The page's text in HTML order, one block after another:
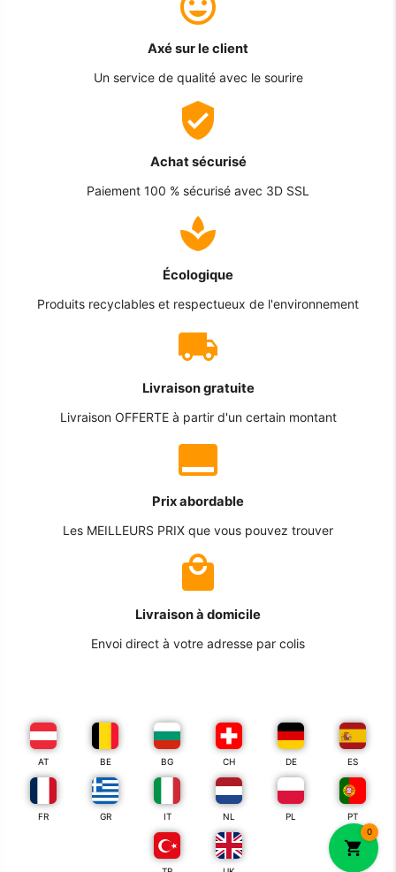
0
Axé sur le client
Un service de qualité avec le sourire
Achat sécurisé
Paiement 100 % sécurisé avec 3D SSL
Écologique
Produits recyclables et respectueux de l'environnement
Livraison gratuite
Livraison OFFERTE à partir d'un certain montant
Prix abordable
Les MEILLEURS PRIX que vous pouvez trouver
Livraison à domicile
Envoi direct à votre adresse par colis
AT BE BG CH DE ES
FR GR IT NL PL PT